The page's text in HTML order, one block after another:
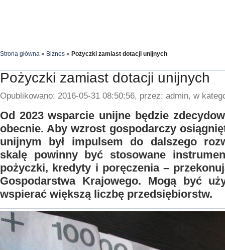
Strona główna » Biznes » Pożyczki zamiast dotacji unijnych
Pożyczki zamiast dotacji unijnych
Opublikowano: 2016-05-31 08:50:56, przez: admin, w
Od 2023 wsparcie unijne będzie
obecnie. Aby wzrost gospodarczy
unijnym był impulsem do dalszego
skalę powinny być stosowane
pożyczki, kredyty i poręczenia –
Gospodarstwa Krajowego. Mogą być
wspierać większą liczbę przedsiębiorstw.